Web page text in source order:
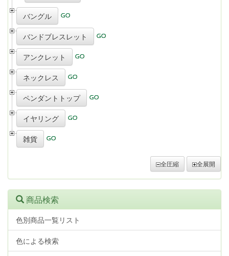
バングル
バンドブレスレット
アンクレット
ネックレス
ペンダントトップ
イヤリング
雑貨
全圧縮 全展開
商品検索
色別商品一覧リスト
色による検索